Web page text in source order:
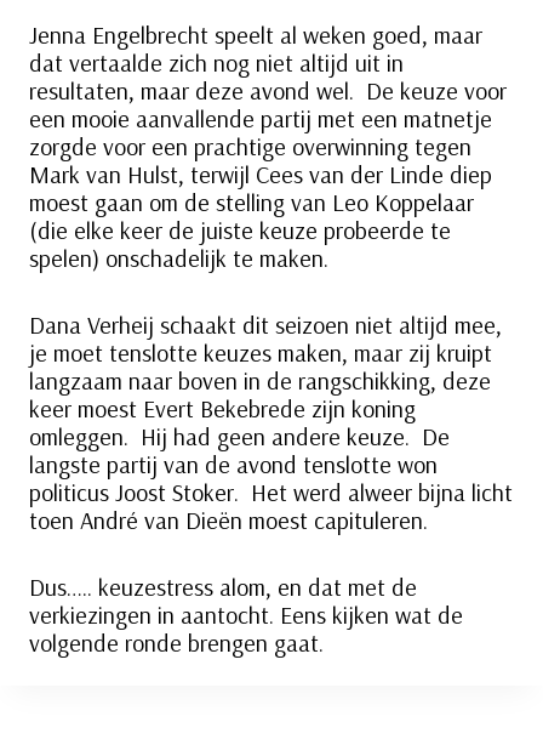
Jenna Engelbrecht speelt al weken goed, maar
dat vertaalde zich nog niet altijd uit in
resultaten, maar deze avond wel. De keuze voor
een mooie aanvallende partij met een matnetje
zorgde voor een prachtige overwinning tegen
Mark van Hulst, terwijl Cees van der Linde diep
moest gaan om de stelling van Leo Koppelaar
(die elke keer de juiste keuze probeerde te
spelen) onschadelijk te maken.
Dana Verheij schaakt dit seizoen niet altijd mee,
je moet tenslotte keuzes maken, maar zij kruipt
langzaam naar boven in de rangschikking, deze
keer moest Evert Bekebrede zijn koning
omleggen. Hij had geen andere keuze. De
langste partij van de avond tenslotte won
politicus Joost Stoker. Het werd alweer bijna licht
toen André van Dieën moest capituleren.
Dus….. keuzestress alom, en dat met de
verkiezingen in aantocht. Eens kijken wat de
volgende ronde brengen gaat.